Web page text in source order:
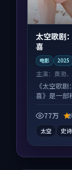
太空歌剧
喜
电影 2025
主演： 黄渤
《太空歌
喜》是一部
高，适合配
77万
太空 史诗